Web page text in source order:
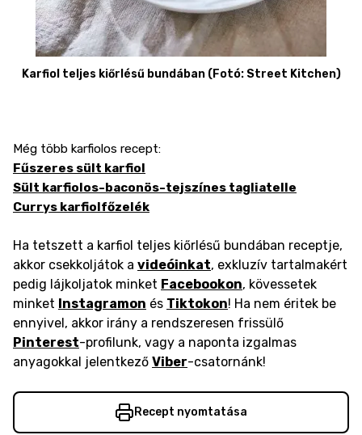
Karfiol teljes kiőrlésű bundában (Fotó: Street Kitchen)
Még több karfiolos recept:
Fűszeres sült karfiol
Sült karfiolos-baconös-tejszínes tagliatelle
Currys karfiolfőzelék
Ha tetszett a karfiol teljes kiőrlésű bundában receptje,
akkor csekkoljátok a videóinkat, exkluzív tartalmakért
pedig lájkoljatok minket Facebookon, kövessetek
minket Instagramon és Tiktokon! Ha nem éritek be
ennyivel, akkor irány a rendszeresen frissülő
Pinterest-profilunk, vagy a naponta izgalmas
anyagokkal jelentkező Viber-csatornánk!
Recept nyomtatása